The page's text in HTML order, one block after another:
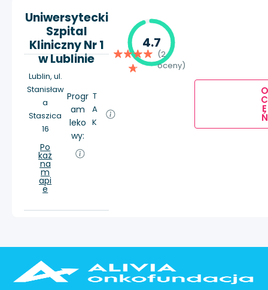
Uniwersytecki
Szpital
Kliniczny Nr 1
w Lublinie
Lublin, ul.
Stanisław
a
Staszica
16
Po
każ
na
m
api
e
Progr
am
leko
wy:
T
A
K
4.7
(2
oceny)
O
C
E
Ń